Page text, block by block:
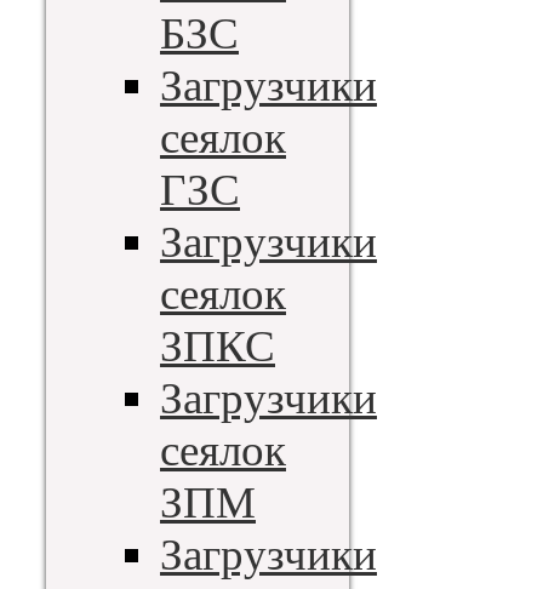
БЗС
Загрузчики
сеялок
ГЗС
Загрузчики
сеялок
ЗПКС
Загрузчики
сеялок
ЗПМ
Загрузчики